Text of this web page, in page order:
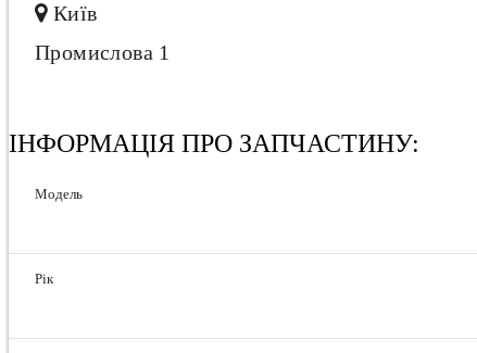
Київ
Промислова 1
ІНФОРМАЦІЯ ПРО ЗАПЧАСТИНУ:
Модель
Рік